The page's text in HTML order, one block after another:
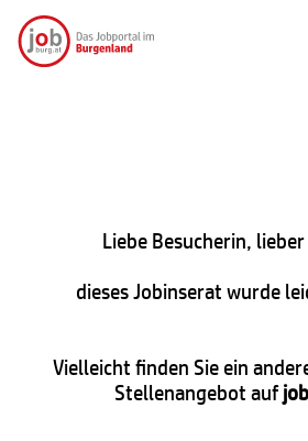
Liebe Besucherin,
dieses Jobinserat wurde
Vielleicht finden Sie ein
Stellenangebot auf